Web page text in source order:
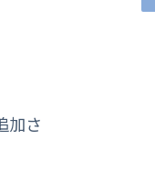
加さ